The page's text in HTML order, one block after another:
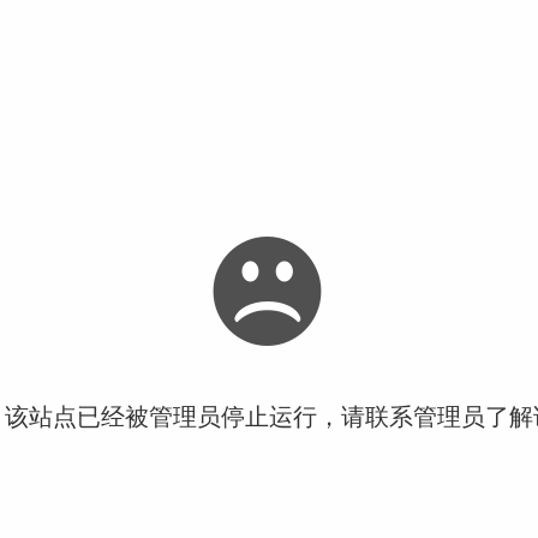
站点已经被管理员停止运行，请联系管理员了